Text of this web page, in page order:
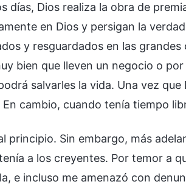
días, Dios realiza la obra de
en Dios y persigan la
y resguardados en las
bien que lleven un negocio o
salvarles la vida. Una vez
cambio, cuando tenía tiempo
principio. Sin embargo, más
a los creyentes. Por temor a
e incluso me amenazó con